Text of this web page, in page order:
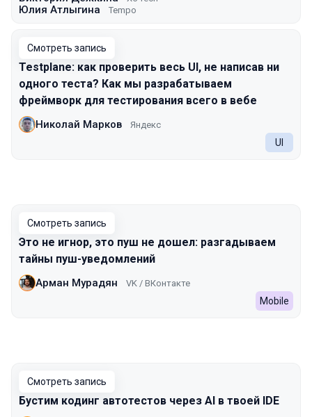
Юлия Атлыгина Tempo
Смотреть запись
Testplane: как проверить весь UI, не написав ни
одного теста? Как мы разрабатываем
фреймворк для тестирования всего в вебе
Николай Марков Яндекс
UI
Смотреть запись
Это не игнор, это пуш не дошел: разгадываем
тайны пуш-уведомлений
Арман Мурадян VK / ВКонтакте
Mobile
Смотреть запись
Бустим кодинг автотестов через AI в твоей IDE